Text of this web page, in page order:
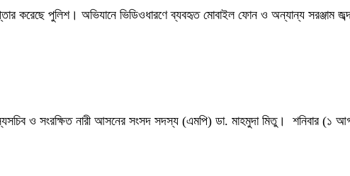
করেছে পুলিশ। অভিযানে ভিডিওধারণে ব্যবহৃত মোবাইল ফোন ও অন্যান্য সরঞ্জাম
ও সংরক্ষিত নারী আসনের সংসদ সদস্য (এমপি) ডা. মাহমুদা মিতু। শনিবার (১